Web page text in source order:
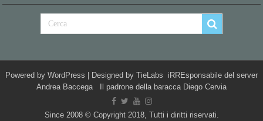
Powered by WordPress | Designed by TieLabs iRREsponsabile del server
Andrea Baccega Il padrone della baracca Diego Cervia
Since 2008 © Copyright 2018, Tutti i diritti riservati.